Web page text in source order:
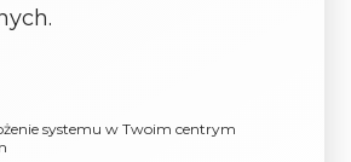
systemu w Twoim centrym